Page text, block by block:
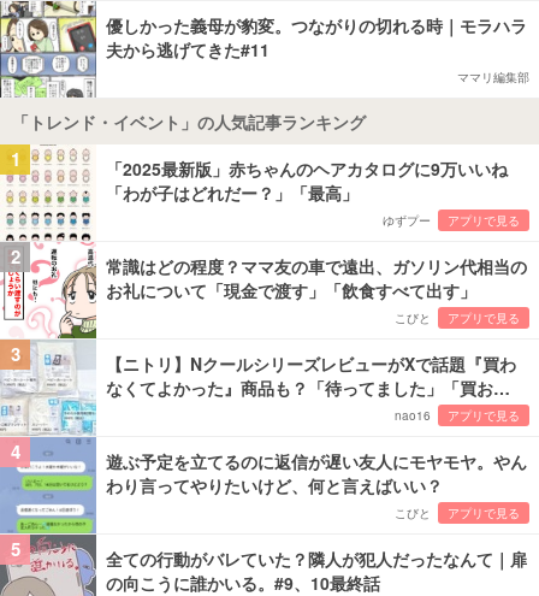
優しかった義母が豹変。つながりの切れる時｜モラハラ
夫から逃げてきた#11
ママリ編集部
「トレンド・イベント」の人気記事ランキング
1
「2025最新版」赤ちゃんのヘアカタログに9万いいね
「わが子はどれだー？」「最高」
ゆずプー アプリで見る
2
常識はどの程度？ママ友の車で遠出、ガソリン代相当の
お礼について「現金で渡す」「飲食すべて出す」
こびと アプリで見る
3
【ニトリ】NクールシリーズレビューがXで話題『買わ
なくてよかった』商品も？「待ってました」「買お…
nao16 アプリで見る
4
遊ぶ予定を立てるのに返信が遅い友人にモヤモヤ。やん
わり言ってやりたいけど、何と言えばいい？
こびと アプリで見る
5
全ての行動がバレていた？隣人が犯人だったなんて｜扉
の向こうに誰かいる。#9、10最終話